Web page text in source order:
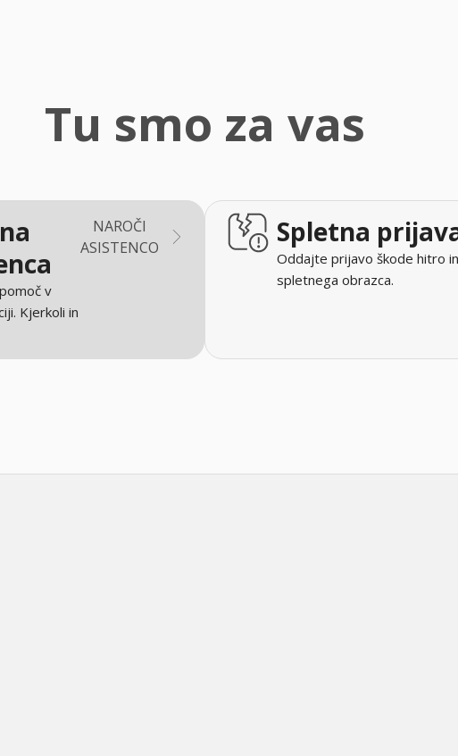
Tu smo za vas
v
Kjerkoli in
NAROČI
ASISTENCO
Spletna
Oddajte prijavo škode hitro
spletnega obrazca.